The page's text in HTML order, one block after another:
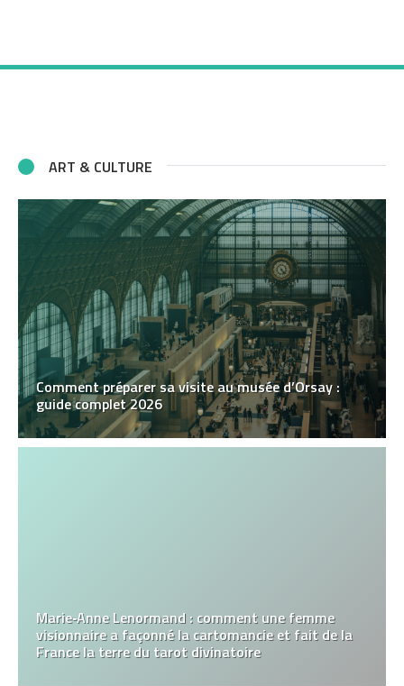
ART & CULTURE
Comment préparer sa visite au musée d’Orsay :
guide complet 2026
Marie‑Anne Lenormand : comment une femme
visionnaire a façonné la cartomancie et fait de la
France la terre du tarot divinatoire